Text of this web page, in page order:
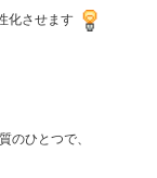
化させます
のひとつで、